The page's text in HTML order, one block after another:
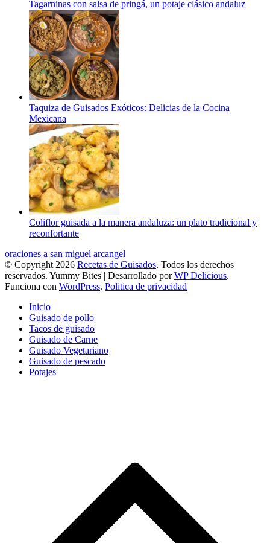
Tagarninas con salsa de pringá, un potaje clásico andaluz
Taquiza de Guisados Exóticos: Delicias de la Cocina
Mexicana
Coliflor guisada a la manera andaluza: un plato tradicional y
reconfortante
oraciones a san miguel arcangel
© Copyright 2026 Recetas de Guisados. Todos los derechos
reservados. Yummy Bites | Desarrollado porWP Delicious.
Funciona con WordPress. Politica de privacidad
Inicio
Guisado de pollo
Tacos de guisado
Guisado de Carne
Guisado Vegetariano
Guisado de pescado
Potajes